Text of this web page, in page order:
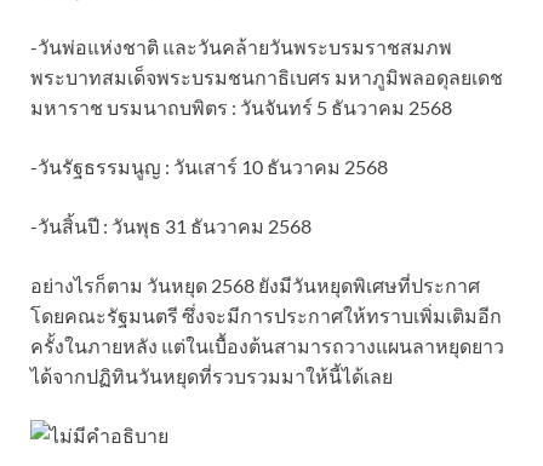
-วันพ่อแห่งชาติ และวันคล้ายวันพระบรมราชสมภพ
พระบาทสมเด็จพระบรมชนกาธิเบศร มหาภูมิพลอดุลยเดช
มหาราช บรมนาถบพิตร : วันจันทร์ 5 ธันวาคม 2568
-วันรัฐธรรมนูญ : วันเสาร์ 10 ธันวาคม 2568
-วันสิ้นปี : วันพุธ 31 ธันวาคม 2568
อย่างไรก็ตาม วันหยุด 2568 ยังมีวันหยุดพิเศษที่ประกาศ
โดยคณะรัฐมนตรี ซึ่งจะมีการประกาศให้ทราบเพิ่มเติมอีก
ครั้งในภายหลัง แต่ในเบื้องต้นสามารถวางแผนลาหยุดยาว
ได้จากปฏิทินวันหยุดที่รวบรวมมาให้นี้ได้เลย